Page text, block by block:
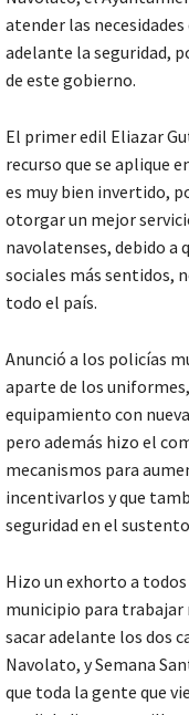
atender las
adelante la seguridad,
de este gobierno.
El primer edil Eliazar
recurso que se aplique
es muy bien invertido,
otorgar un mejor
navolatenses, debido a
sociales más sentidos,
todo el país.
Anunció a los policías
aparte de los
equipamiento con
pero además hizo el
mecanismos para
incentivarlos y que
seguridad en el
Hizo un exhorto a
municipio para trabajar
sacar adelante los dos
Navolato, y Semana
que toda la gente que